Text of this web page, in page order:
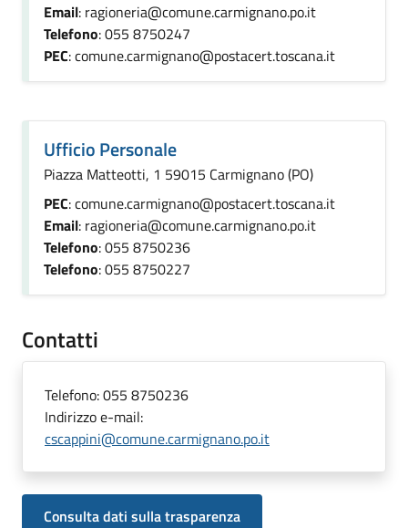
Email: ragioneria@comune.carmignano.po.it
Telefono: 055 8750247
PEC: comune.carmignano@postacert.toscana.it
Ufficio Personale
Piazza Matteotti, 1 59015 Carmignano (PO)
PEC: comune.carmignano@postacert.toscana.it
Email: ragioneria@comune.carmignano.po.it
Telefono: 055 8750236
Telefono: 055 8750227
Contatti
Telefono:055 8750236
Indirizzo e-mail:
cscappini@comune.carmignano.po.it
Consulta dati sulla trasparenza